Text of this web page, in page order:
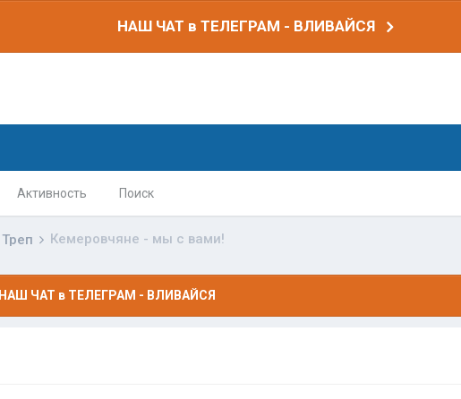
НАШ ЧАТ в ТЕЛЕГРАМ - ВЛИВАЙСЯ
Активность Поиск
Треп Кемеровчяне - мы с вами!
НАШ ЧАТ в ТЕЛЕГРАМ - ВЛИВАЙСЯ